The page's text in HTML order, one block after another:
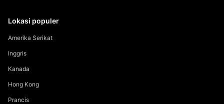
Lokasi populer
Amerika Serikat
Inggris
Kanada
Hong Kong
Prancis